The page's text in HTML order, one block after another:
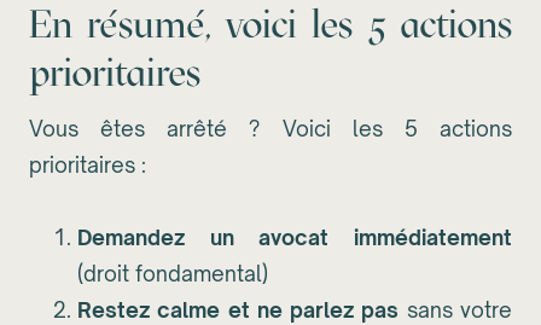
En résumé, voici les 5 actions
prioritaires
Vous êtes arrêté ? Voici les 5 actions
prioritaires :
Demandez un avocat immédiatement
(droit fondamental)
Restez calme et ne parlez pas sans votre